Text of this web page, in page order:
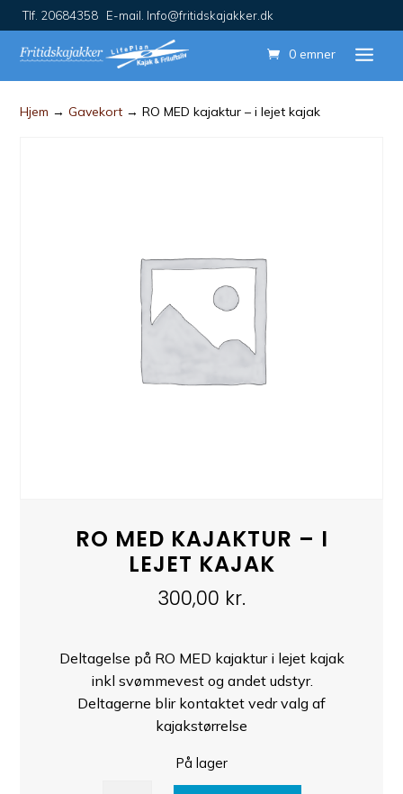
Tlf. 20684358 E-mail. Info@fritidskajakker.dk
0 emner
Hjem →Gavekort → RO MED kajaktur – i lejet kajak
RO MED KAJAKTUR – I
LEJET KAJAK
300,00 kr.
Deltagelse på RO MED kajaktur i lejet kajak
inkl svømmevest og andet udstyr.
Deltagerne blir kontaktet vedr valg af
kajakstørrelse
På lager